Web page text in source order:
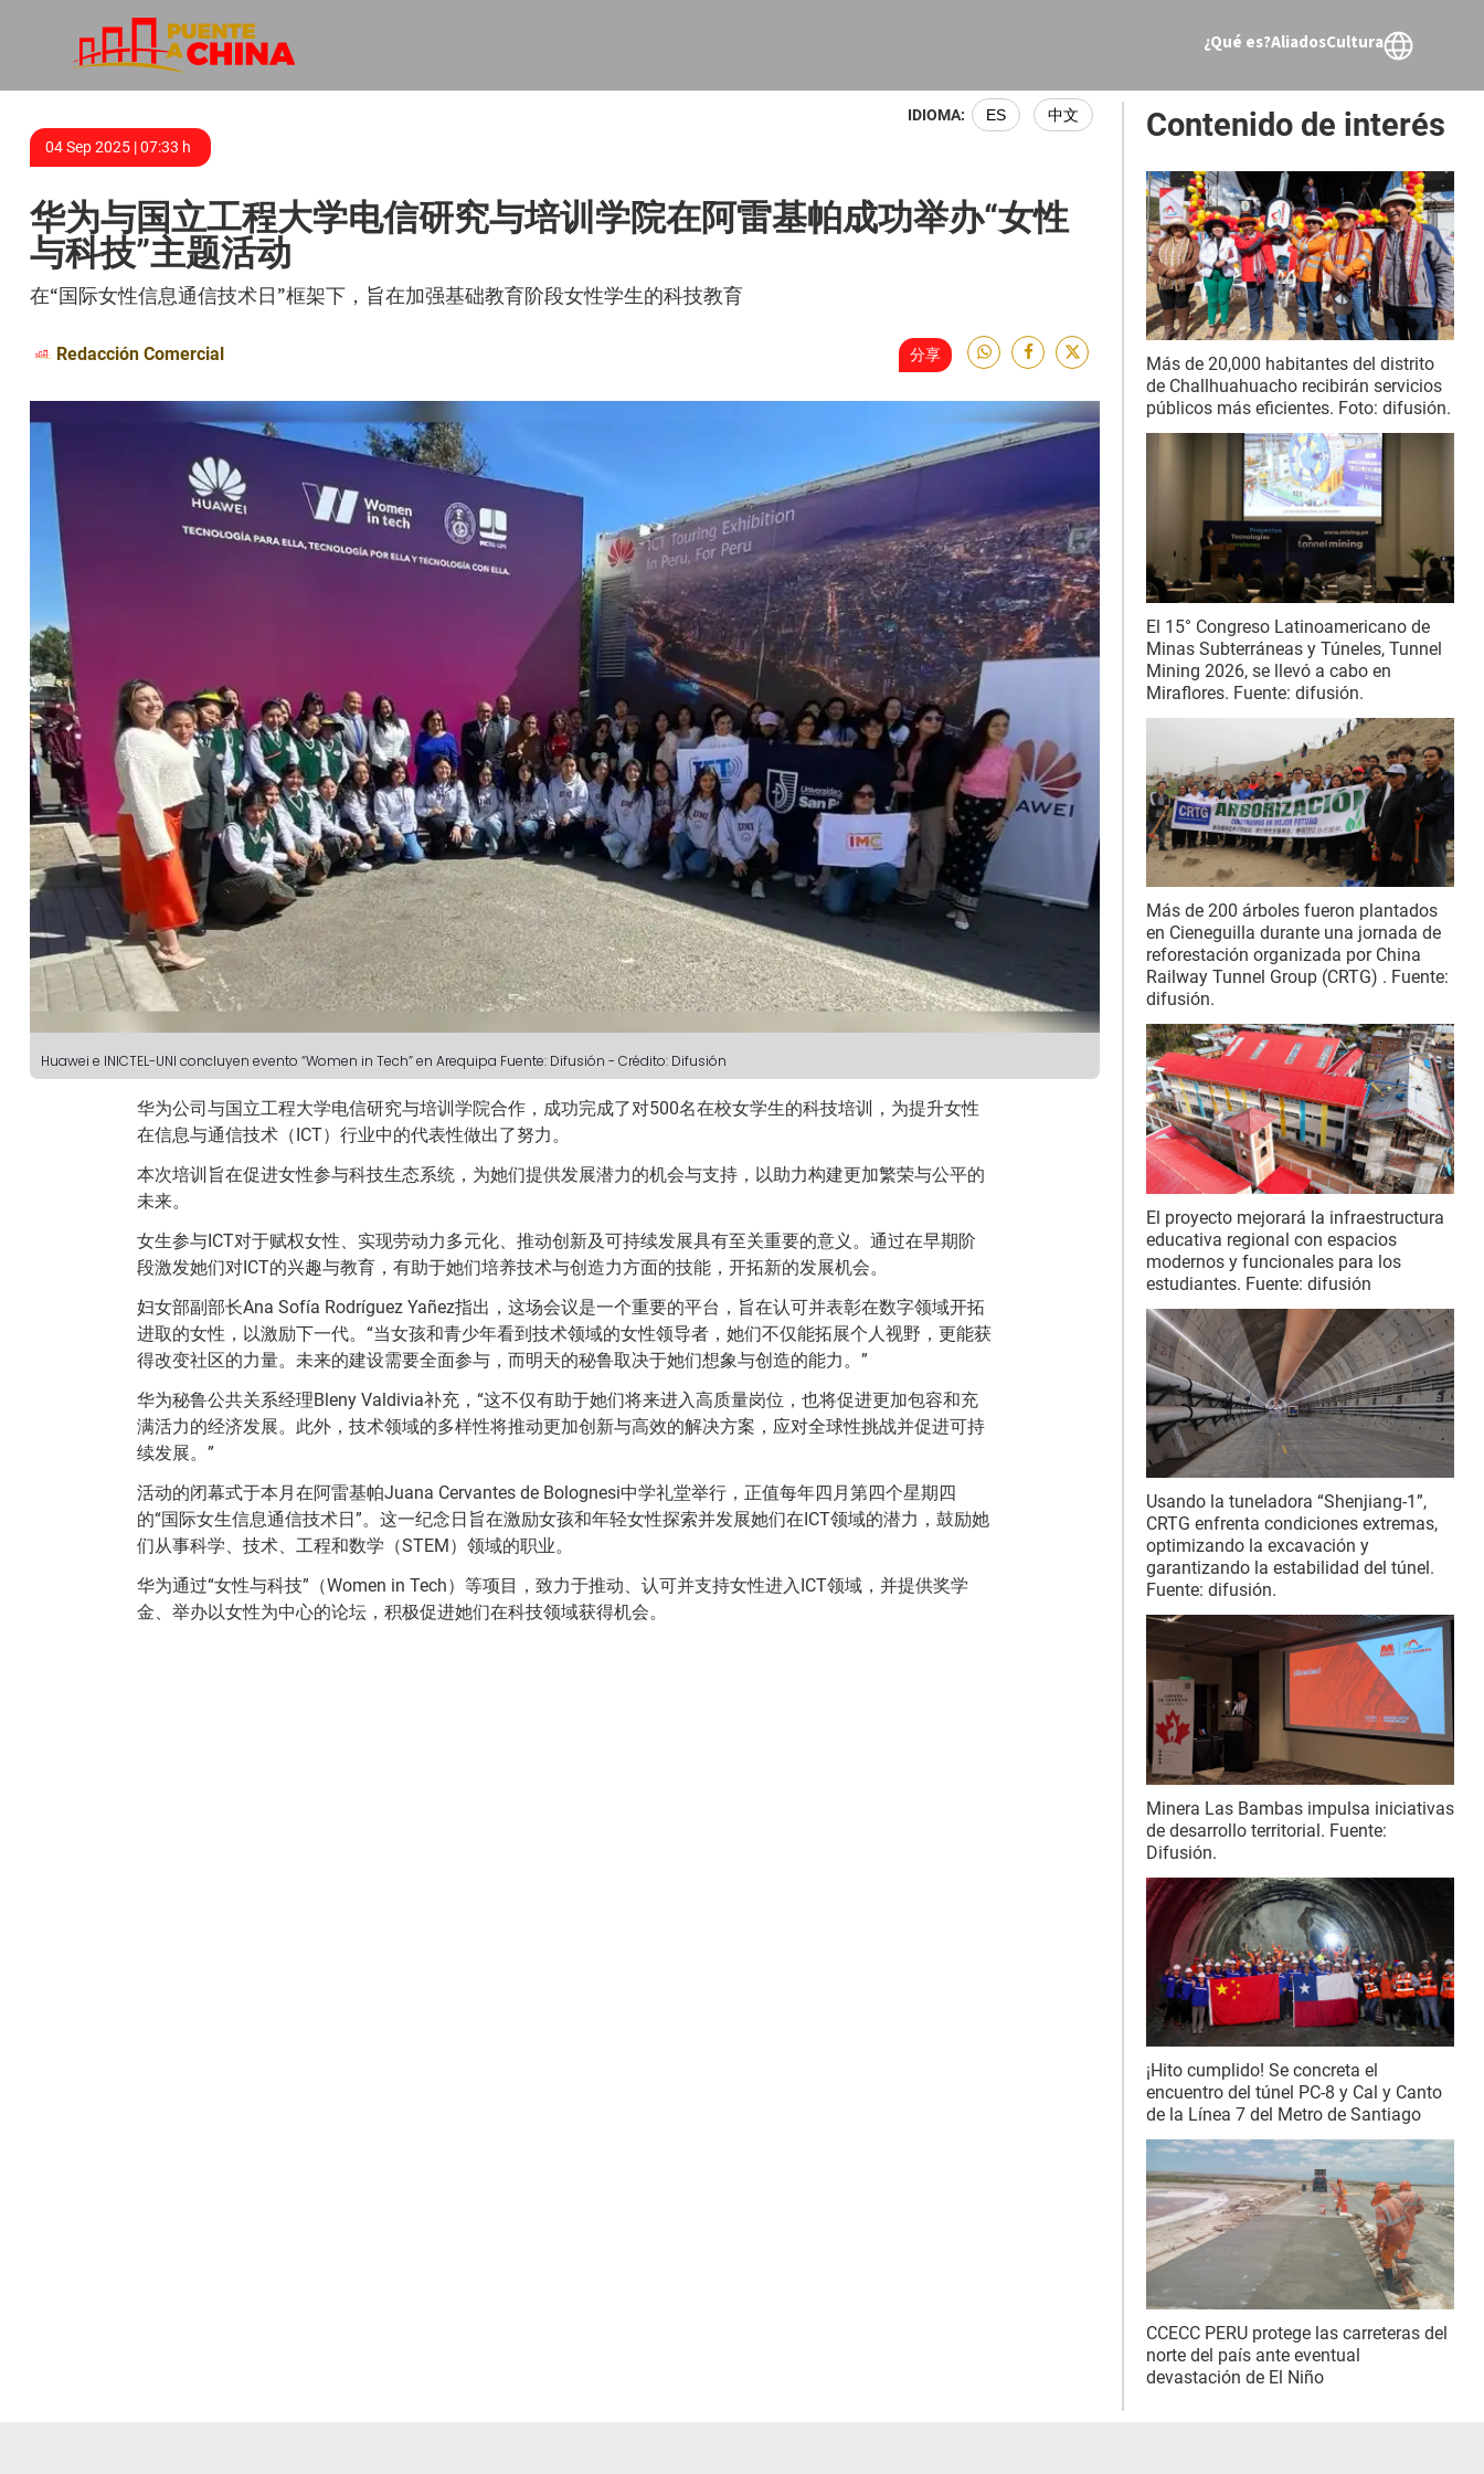
¿Qué es?AliadosCultura
IDIOMA: ES
中文
04 Sep 2025 | 07:33 h
华为与国立工程大学电信研究与培训学院在阿雷基帕成功举办“女性
与科技”主题活动
在“国际女性信息通信技术日”框架下，旨在加强基础教育阶段女性学生的科技教育
Redacción Comercial 分享
Huawei e INICTEL-UNI concluyen evento “Women in Tech” en Arequipa Fuente: Difusión - Crédito: Difusión
华为公司与国立工程大学电信研究与培训学院合作，成功完成了对500名在校女学生的科技培训，为提升女性
在信息与通信技术（ICT）行业中的代表性做出了努力。
本次培训旨在促进女性参与科技生态系统，为她们提供发展潜力的机会与支持，以助力构建更加繁荣与公平的
未来。
女生参与ICT对于赋权女性、实现劳动力多元化、推动创新及可持续发展具有至关重要的意义。通过在早期阶
段激发她们对ICT的兴趣与教育，有助于她们培养技术与创造力方面的技能，开拓新的发展机会。
妇女部副部长Ana Sofía Rodríguez Yañez指出，这场会议是一个重要的平台，旨在认可并表彰在数字领域开拓
进取的女性，以激励下一代。“当女孩和青少年看到技术领域的女性领导者，她们不仅能拓展个人视野，更能获
得改变社区的力量。未来的建设需要全面参与，而明天的秘鲁取决于她们想象与创造的能力。”
华为秘鲁公共关系经理Bleny Valdivia补充，“这不仅有助于她们将来进入高质量岗位，也将促进更加包容和充
满活力的经济发展。此外，技术领域的多样性将推动更加创新与高效的解决方案，应对全球性挑战并促进可持
续发展。”
活动的闭幕式于本月在阿雷基帕Juana Cervantes de Bolognesi中学礼堂举行，正值每年四月第四个星期四
的“国际女生信息通信技术日”。这一纪念日旨在激励女孩和年轻女性探索并发展她们在ICT领域的潜力，鼓励她
们从事科学、技术、工程和数学（STEM）领域的职业。
华为通过“女性与科技”（Women in Tech）等项目，致力于推动、认可并支持女性进入ICT领域，并提供奖学
金、举办以女性为中心的论坛，积极促进她们在科技领域获得机会。
Contenido de interés
Más de 20,000 habitantes del distrito
de Challhuahuacho recibirán servicios
públicos más eficientes. Foto: difusión.
El 15° Congreso Latinoamericano de
Minas Subterráneas y Túneles, Tunnel
Mining 2026, se llevó a cabo en
Miraflores. Fuente: difusión.
Más de 200 árboles fueron plantados
en Cieneguilla durante una jornada de
reforestación organizada por China
Railway Tunnel Group (CRTG) . Fuente:
difusión.
El proyecto mejorará la infraestructura
educativa regional con espacios
modernos y funcionales para los
estudiantes. Fuente: difusión
Usando la tuneladora “Shenjiang-1”,
CRTG enfrenta condiciones extremas,
optimizando la excavación y
garantizando la estabilidad del túnel.
Fuente: difusión.
Minera Las Bambas impulsa iniciativas
de desarrollo territorial. Fuente:
Difusión.
¡Hito cumplido! Se concreta el
encuentro del túnel PC-8 y Cal y Canto
de la Línea 7 del Metro de Santiago
CCECC PERU protege las carreteras del
norte del país ante eventual
devastación de El Niño